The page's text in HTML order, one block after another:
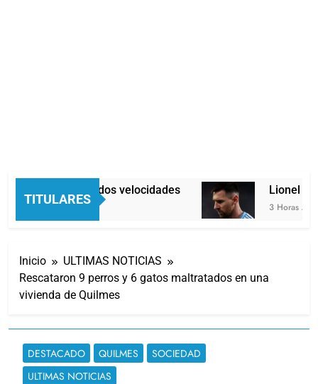
TITULARES
Economía en dos velocidades
2 Horas Atrás
Lionel
3 Horas Atrás
Inicio
ULTIMAS NOTICIAS
Rescataron 9 perros y 6 gatos maltratados en una
vivienda de Quilmes
DESTACADO QUILMES
SOCIEDAD
ULTIMAS NOTICIAS